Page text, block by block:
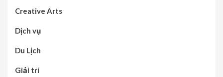
Creative Arts
Dịch vụ
Du Lịch
Giải trí